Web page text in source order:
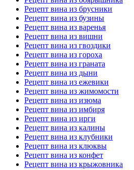
Рецепт вина из брусники
Рецепт вина из бузины
Рецепт вина из варенья
Рецепт вина из вишни
Рецепт вина из гвоздики
Рецепт вина из гороха
Рецепт вина из граната
Рецепт вина из дыни
Рецепт вина из ежевики
Рецепт вина из жимомости
Рецепт вина из изюма
Рецепт вина из имбиря
Рецепт вина из ирги
Рецепт вина из калины
Рецепт вина из клубники
Рецепт вина из клюквы
Рецепт вина из конфет
Рецепт вина из крыжовника